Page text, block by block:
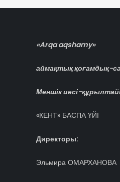
«Arqa aqshamy»
аймақтық қоғамдық-
Меншік иесі-
«КЕНТ» БАСПА ҮЙІ
Директоры:
Эльмира ОМАРХАНОВА